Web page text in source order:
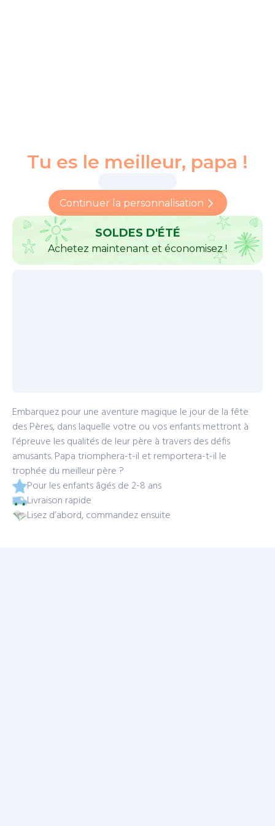
Tu es le meilleur, papa !
Continuer la personnalisation
SOLDES D'ÉTÉ
Achetez maintenant et économisez !
Embarquez pour une aventure magique le jour de la fête
des Pères, dans laquelle votre ou vos enfants mettront à
l’épreuve les qualités de leur père à travers des défis
amusants. Papa triomphera-t-il et remportera-t-il le
trophée du meilleur père ?
Pour les enfants âgés de 2-8 ans
Livraison rapide
Lisez d’abord, commandez ensuite